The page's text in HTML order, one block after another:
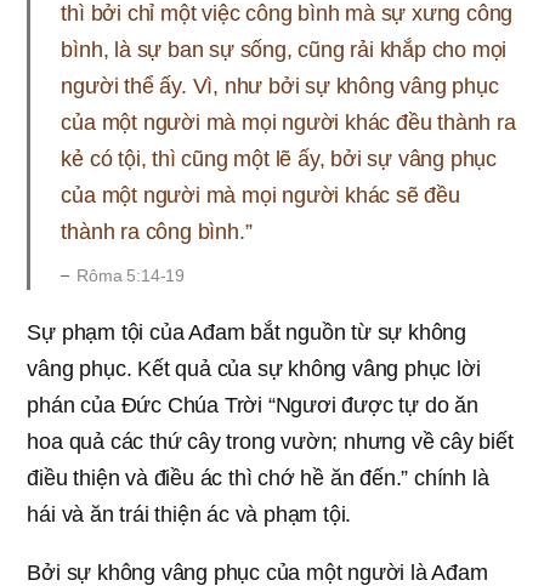
thì bởi chỉ một việc công bình mà sự xưng công
bình, là sự ban sự sống, cũng rải khắp cho mọi
người thể ấy. Vì, như bởi sự không vâng phục
của một người mà mọi người khác đều thành ra
kẻ có tội, thì cũng một lẽ ấy, bởi sự vâng phục
của một người mà mọi người khác sẽ đều
thành ra công bình.”
Rôma 5:14-19
Sự phạm tội của Ađam bắt nguồn từ sự không
vâng phục. Kết quả của sự không vâng phục lời
phán của Đức Chúa Trời “Ngươi được tự do ăn
hoa quả các thứ cây trong vườn; nhưng về cây biết
điều thiện và điều ác thì chớ hề ăn đến.” chính là
hái và ăn trái thiện ác và phạm tội.
Bởi sự không vâng phục của một người là Ađam